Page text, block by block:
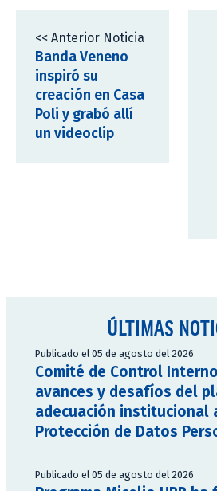
<< Anterior Noticia
Banda Veneno
inspiró su
creación en Casa
Poli y grabó allí
un videoclip
ÚLTIMAS
Publicado el 05 de agosto del 2026
Comité de Control
avances y desafíos del
adecuación institucional
Protección de Datos
Publicado el 05 de agosto del 2026